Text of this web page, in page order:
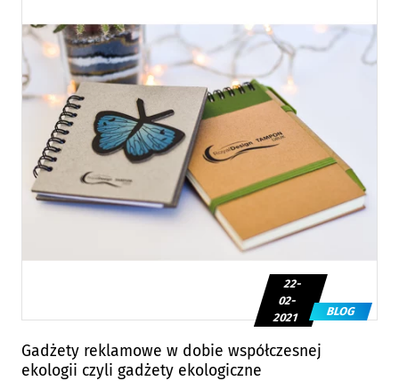
Gadżety reklamowe w dobie współczesnej
ekologii czyli gadżety ekologiczne
22-
02-
2021
BLOG